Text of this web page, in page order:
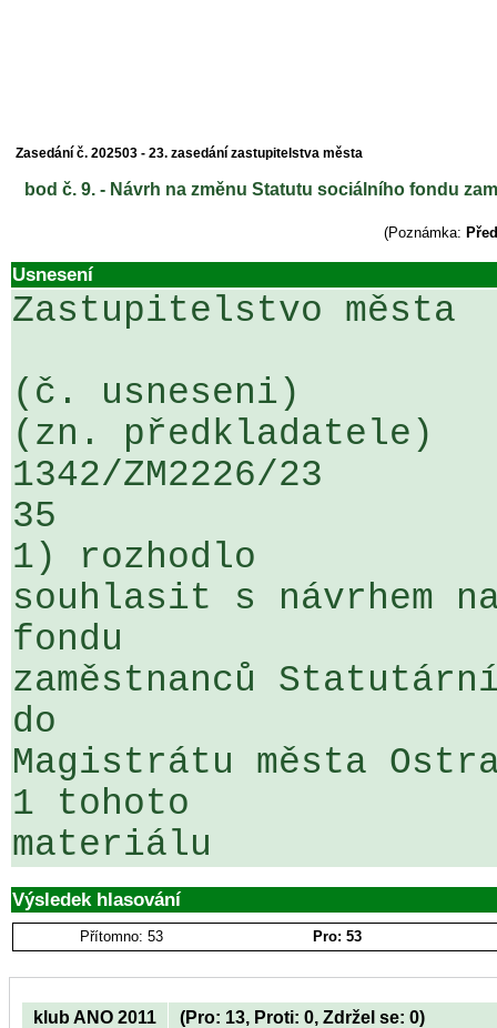
Zasedání č. 202503 - 23. zasedání zastupitelstva města
bod č. 9. - Návrh na změnu Statutu sociálního fondu
(Poznámka:
Usnesení
Zastupitelstvo města
(č. usneseni)
(zn. předkladatele)
1342/ZM2226/23
35
1) rozhodlo
souhlasit s návrhem
fondu
zaměstnanců
do
Magistrátu města
1 tohoto
materiálu
Výsledek hlasování
Přítomno: 53 Pro: 53
klub ANO 2011 (Pro: 13, Proti: 0, Zdržel se: 0)